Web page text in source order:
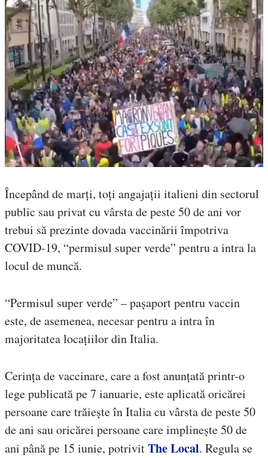
Începând de marți, toți angajații italieni din sectorul
public sau privat cu vârsta de peste 50 de ani vor
trebui să prezinte dovada vaccinării împotriva
COVID-19, “permisul super verde” pentru a intra la
locul de muncă.
“Permisul super verde” – pașaport pentru vaccin
este, de asemenea, necesar pentru a intra în
majoritatea locațiilor din Italia.
Cerința de vaccinare, care a fost anunțată printr-o
lege publicată pe 7 ianuarie, este aplicată oricărei
persoane care trăiește în Italia cu vârsta de peste 50
de ani sau oricărei persoane care implinește 50 de
ani până pe 15 iunie, potrivitThe Local. Regula se